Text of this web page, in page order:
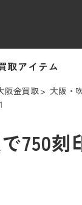
取アイテム
阪金買取
大阪・
750刻